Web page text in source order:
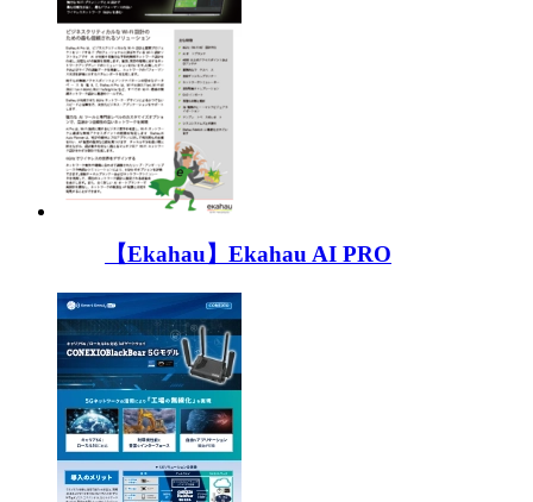
【Ekahau】Ekahau AI PRO